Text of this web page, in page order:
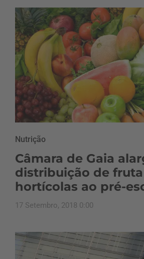
Nutrição
Câmara de Gaia
distribuição de
hortícolas ao pré-
17 Setembro, 2018 0:00